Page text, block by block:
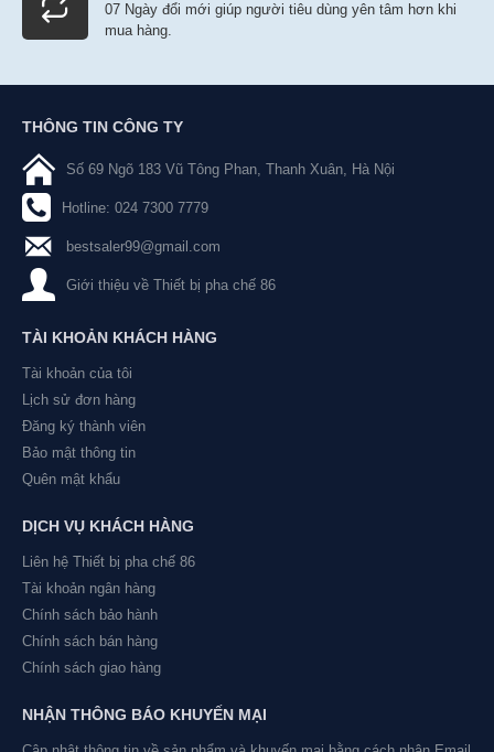
07 Ngày đổi mới giúp người tiêu dùng yên tâm hơn khi
mua hàng.
THÔNG TIN CÔNG TY
Số 69 Ngõ 183 Vũ Tông Phan, Thanh Xuân, Hà Nội
Hotline: 024 7300 7779
bestsaler99@gmail.com
Giới thiệu về Thiết bị pha chế 86
TÀI KHOẢN KHÁCH HÀNG
Tài khoản của tôi
Lịch sử đơn hàng
Đăng ký thành viên
Bảo mật thông tin
Quên mật khẩu
DỊCH VỤ KHÁCH HÀNG
Liên hệ Thiết bị pha chế 86
Tài khoản ngân hàng
Chính sách bảo hành
Chính sách bán hàng
Chính sách giao hàng
NHẬN THÔNG BÁO KHUYẾN MẠI